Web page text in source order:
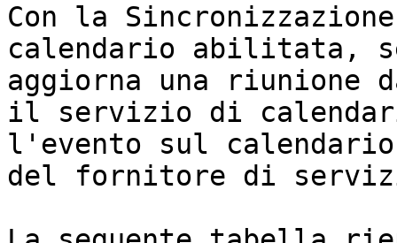
Con la
calendario abilitata,
aggiorna una riunione
il servizio di
l'evento sul
del fornitore di